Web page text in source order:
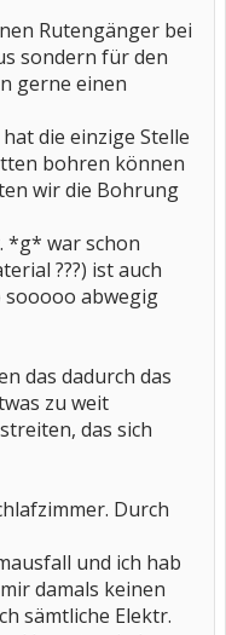
Rutengänger bei
sondern für den
gerne einen
die einzige Stelle
bohren können
wir die Bohrung
*g* war schon
???) ist auch
sooooo abwegig
das dadurch das
zu weit
das sich
Durch
und ich hab
damals keinen
sämtliche Elektr.